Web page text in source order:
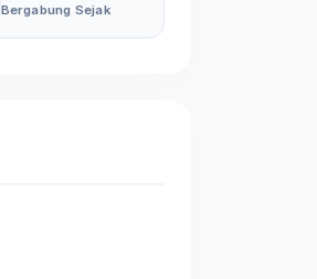
Bergabung Sejak